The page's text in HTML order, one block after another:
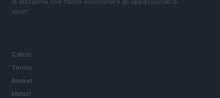
le discipline che fanno emozionare gli appassionati di
sport.
Calcio
Tennis
Basket
Motori